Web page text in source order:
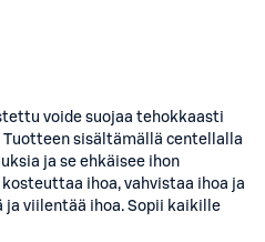
voide suojaa tehokkaasti
Tuotteen sisältämällä centellalla
ja se ehkäisee ihon
ihoa, vahvistaa ihoa ja
ja viilentää ihoa. Sopii kaikille